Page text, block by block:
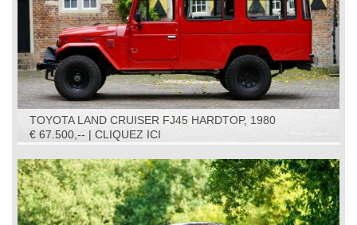
TOYOTA LAND CRUISER FJ45 HARDTOP, 1980
€ 67.500,-- | CLIQUEZ ICI